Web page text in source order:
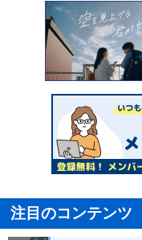
注目のコンテンツ